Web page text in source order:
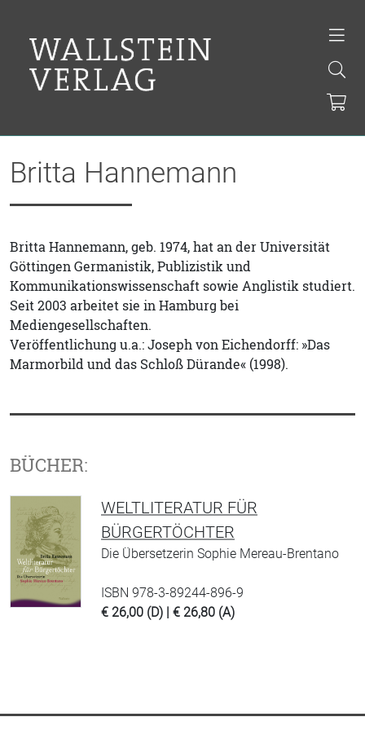
Britta Hannemann
Britta Hannemann, geb. 1974, hat an der Universität
Göttingen Germanistik, Publizistik und
Kommunikationswissenschaft sowie Anglistik studiert.
Seit 2003 arbeitet sie in Hamburg bei
Mediengesellschaften.
Veröffentlichung u.a.: Joseph von Eichendorff: »Das
Marmorbild und das Schloß Dürande« (1998).
BÜCHER:
WELTLITERATUR FÜR
BÜRGERTÖCHTER
Die Übersetzerin Sophie Mereau-Brentano
ISBN 978-3-89244-896-9
€ 26,00 (D) | € 26,80 (A)